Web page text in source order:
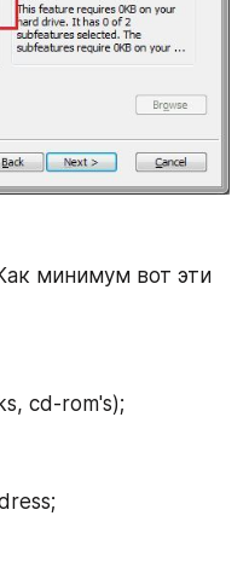
минимум вот эти
cd-rom's);